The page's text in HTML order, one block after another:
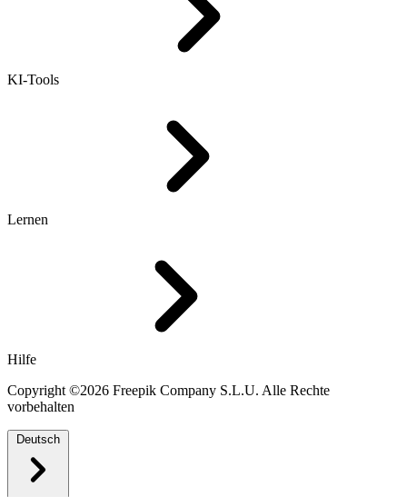
KI-Tools
Lernen
Hilfe
Copyright ©2026 Freepik Company S.L.U. Alle Rechte
vorbehalten
Deutsch